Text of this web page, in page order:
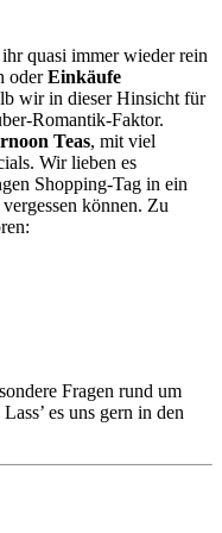
quasi immer wieder rein
oderEinkäufe
wir in dieser Hinsicht für
Romantik-Faktor.
Teas, mit viel
Wir lieben es
Shopping-Tag in ein
können. Zu
Fragen rund um
Lass’ es uns gern in den